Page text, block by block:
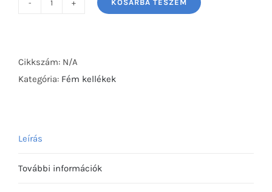
mm
mennyiség
KOSÁRBA TESZEM
Cikkszám: N/A
Kategória: Fém kellékek
Leírás
További információk